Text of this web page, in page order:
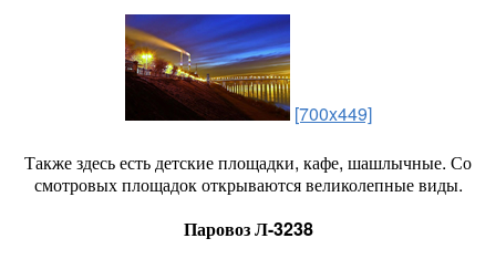
[700x449]
Также здесь есть детские площадки, кафе, шашлычные. Со
смотровых площадок открываются великолепные виды.
Паровоз Л-3238